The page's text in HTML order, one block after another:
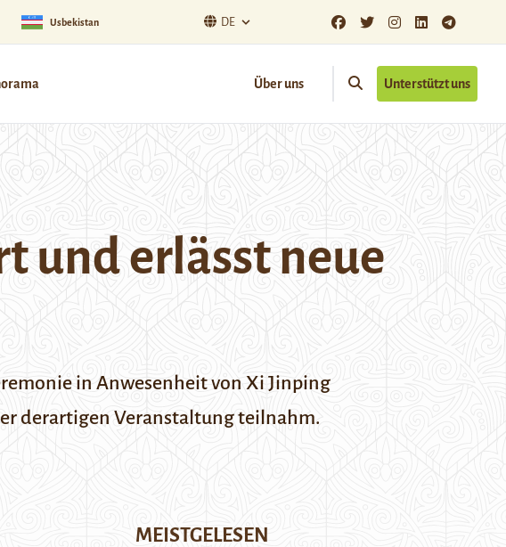
Usbekistan DE
Über uns Unterstützt uns
und erlässt neue
in Anwesenheit von Xi Jinping
derartigen Veranstaltung teilnahm.
MEISTGELESEN